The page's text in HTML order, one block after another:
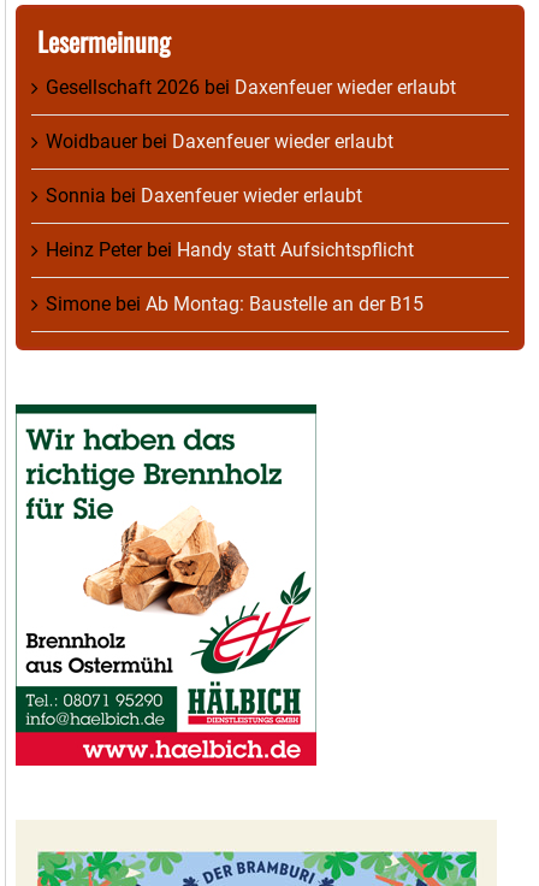
Lesermeinung
Gesellschaft 2026 bei Daxenfeuer wieder erlaubt
Woidbauerbei Daxenfeuer wieder erlaubt
Sonnia bei Daxenfeuer wieder erlaubt
Heinz Peterbei Handy statt Aufsichtspflicht
Simone bei Ab Montag: Baustelle an der B15